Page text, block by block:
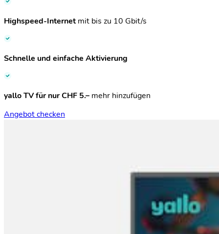
Highspeed-Internetmit bis zu 10 Gbit/s
Schnelle und einfache Aktivierung
yallo TV für nur CHF 5.– mehr hinzufügen
Angebot checken